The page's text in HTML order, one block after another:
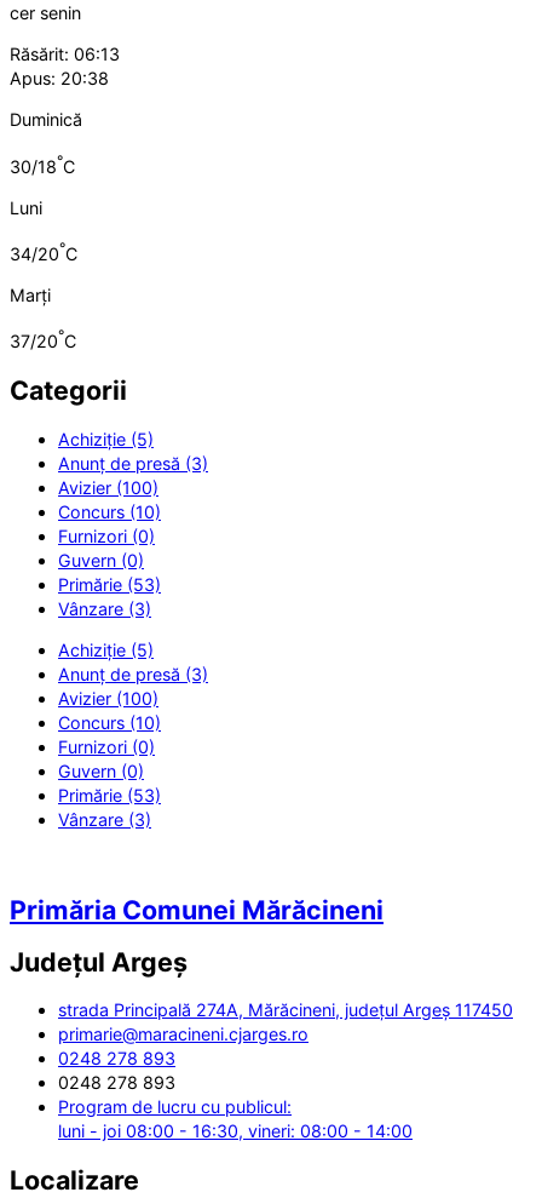
cer senin
Răsărit: 06:13
Apus: 20:38
Duminică
30/18°C
Luni
34/20°C
Marți
37/20°C
Categorii
Achiziție (5)
Anunț de presă (3)
Avizier (100)
Concurs (10)
Furnizori (0)
Guvern (0)
Primărie (53)
Vânzare (3)
Achiziție (5)
Anunț de presă (3)
Avizier (100)
Concurs (10)
Furnizori (0)
Guvern (0)
Primărie (53)
Vânzare (3)
Primăria Comunei Mărăcineni
Județul Argeș
strada Principală 274A, Mărăcineni, județul Argeș 117450
primarie@maracineni.cjarges.ro
0248 278 893
0248 278 893
Program de lucru cu publicul:
luni - joi 08:00 - 16:30, vineri: 08:00 - 14:00
Localizare